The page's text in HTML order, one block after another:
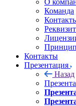
О
Команда
Контакты
Презентация
Назад